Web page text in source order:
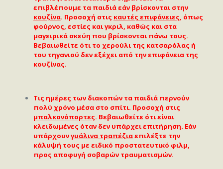
επιβλέπουμε τα παιδιά εάν βρίσκονται στην
κουζίνα. Προσοχή στις καυτές επιφάνειες, όπως
φούρνος, εστίες και γκριλ, καθώς και στα
μαγειρικά σκεύη που βρίσκονται πάνω τους.
Βεβαιωθείτε ότι το χερούλι της κατσαρόλας ή
του τηγανιού δεν εξέχει από την επιφάνεια της
κουζίνας.
Τις ημέρες των διακοπών τα παιδιά περνούν
πολύ χρόνο μέσα στο σπίτι. Προσοχή στις
μπαλκονόπορτες. Βεβαιωθείτε ότι είναι
κλειδωμένες όταν δεν υπάρχει επιτήρηση. Εάν
υπάρχουνγυάλινα τραπέζιαεπιλέξτε την
κάλυψή τους με ειδικό προστατευτικό φιλμ,
προς αποφυγή σοβαρών τραυματισμών.